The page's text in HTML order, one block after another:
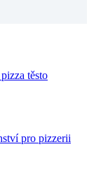
těsto
pro pizzerii